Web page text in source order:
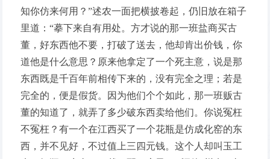
知你仿来何用？”述农一面把横披卷起，仍旧放在箱子
里道：“摹下来自有用处。方才说的那一班盐商买古
董，好东西他不要，打破了送去，他却肯出价钱，你
道他是什么意思？原来他拿定了一个死主意，说是那
东西既是千百年前相传下来的，没有完全之理；若是
完全的，便是假货。因为他们个个如此，那一班贩古
董的知道了，就弄了多少破东西卖给他们。你说冤枉
不冤枉？有一个在江西买了一个花瓶是仿成化窑的东
西，并不见好，不过值上三四元钱。这个人却叫玉工